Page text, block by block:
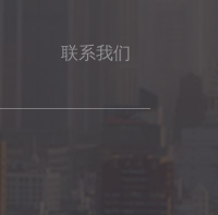
联系我们